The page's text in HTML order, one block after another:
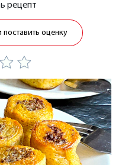
рецепт
оценку